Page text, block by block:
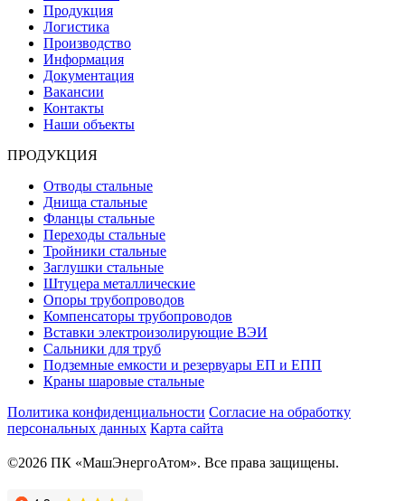
Продукция
Логистика
Производство
Информация
Документация
Вакансии
Контакты
Наши объекты
ПРОДУКЦИЯ
Отводы стальные
Днища стальные
Фланцы стальные
Переходы стальные
Тройники стальные
Заглушки стальные
Штуцера металлические
Опоры трубопроводов
Компенсаторы трубопроводов
Вставки электроизолирующие ВЭИ
Сальники для труб
Подземные емкости и резервуары ЕП и ЕПП
Краны шаровые стальные
Политика конфиденциальности Согласие на обработку
персональных данных Карта сайта
©2026 ПК «МашЭнергоАтом». Все права защищены.